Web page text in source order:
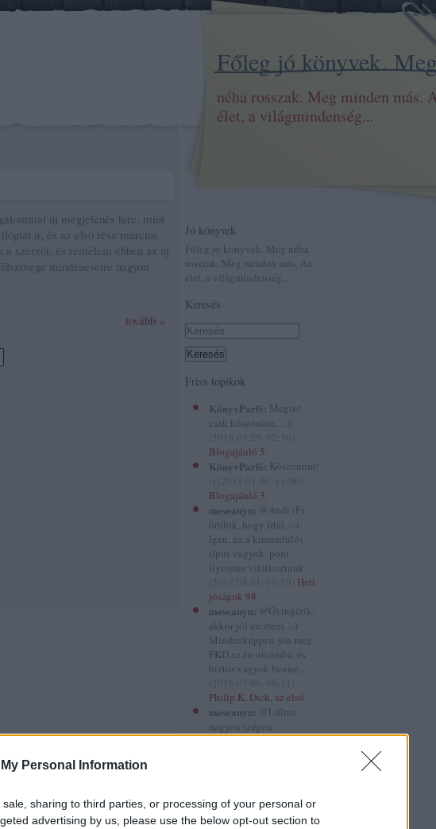
Personal Information
sharing to third parties, or processing of your personal or
advertising by us, please use the below opt-out section to
Főleg jó könyvek. Meg
néha rosszak. Meg minden más.
élet, a világmindenség...
Jó könyvek
Főleg jó könyvek. Meg néha
rosszak. Meg minden más. Az
élet, a világmindenség...
Keresés
Friss topikok
KönyvParfé: Megint
csak köszönöm... :)
Blogajánló 5.
KönyvParfé: Köszönöm!
:)
Blogajánló 3.
meseanyu: @Andi (F):
örülök, hogy írtál. :-)
Igen, én a kimozdulós
típus vagyok, pont
ilyesmin vitatkoztunk ...
Heti
jóságok 98.
meseanyu: @Gyingizik:
akkor jól éreztem. :-)
Mindenképpen jön még
PKD az én utcámba, és
biztos vagyok benne,...
Philip K. Dick, az első
meseanyu: @Lulma:
nagyon szépen
köszönöm. :-)
sorstársak
új megjelenés híre, mint
ír, és az első rész március
a szerzőt, és remélem ebben az új
mindenesetre nagyon
tovább »